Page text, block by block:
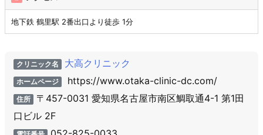
地下鉄 鶴里駅 2番出口より徒歩 1分
クリニック名 大高クリニック
ホームページ https://www.otaka-clinic-dc.com/
住所 〒457-0031 愛知県名古屋市南区鯛取通4-1 第1田
口ビル 2F